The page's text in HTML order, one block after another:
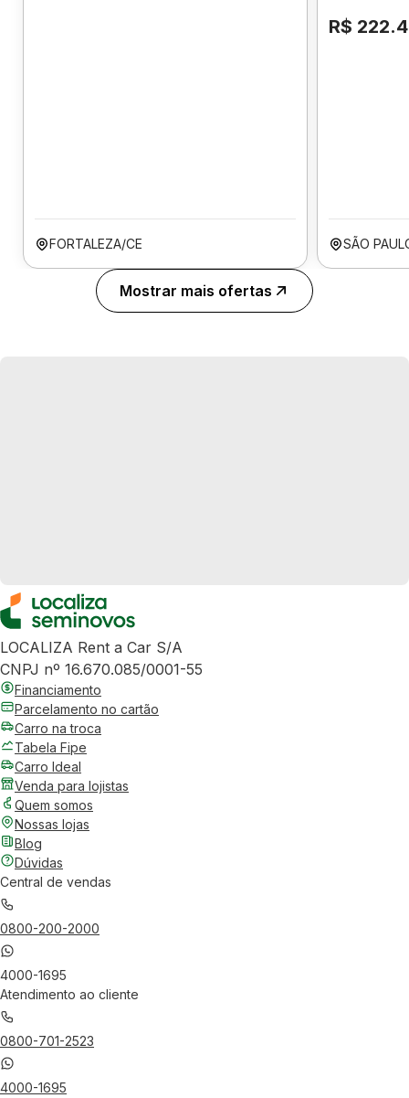
FORTALEZA/CE
R$
SÃO
Mostrar mais ofertas
LOCALIZA Rent a Car S/A
CNPJ nº 16.670.085/0001-55
Financiamento
Parcelamento no cartão
Carro na troca
Tabela Fipe
Carro Ideal
Venda para lojistas
Quem somos
Nossas lojas
Blog
Dúvidas
Central de vendas
0800-200-2000
4000-1695
Atendimento ao cliente
0800-701-2523
4000-1695